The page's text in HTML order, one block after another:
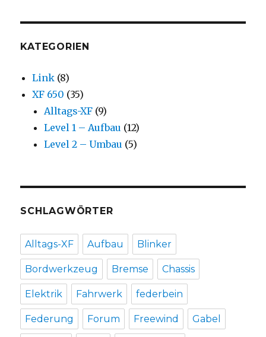
KATEGORIEN
Link (8)
XF 650 (35)
Alltags-XF (9)
Level 1 – Aufbau (12)
Level 2 – Umbau (5)
SCHLAGWÖRTER
Alltags-XF Aufbau Blinker
Bordwerkzeug Bremse Chassis
Elektrik Fahrwerk federbein
Federung Forum Freewind Gabel